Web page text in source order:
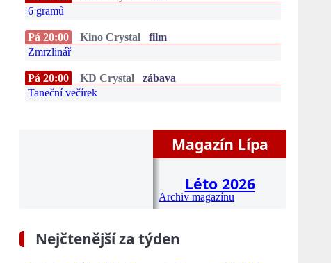
6 gramů
Pá 20:00 Kino Crystal
film
Zmrzlinář
Pá 20:00 KD Crystal
zábava
Taneční večírek
Magazín Lípa
Léto 2026
Archiv magazínu
Nejčtenější za týden